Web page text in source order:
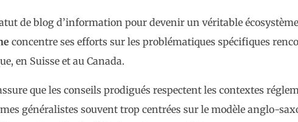
de blog d’information pour devenir un véritable
concentre ses efforts sur les problématiques spécifiques
en Suisse et au Canada.
que les conseils prodigués respectent les contextes
généralistes souvent trop centrées sur le modèle anglo-